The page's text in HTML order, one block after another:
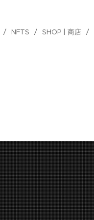
NFTS SHOP | 商店